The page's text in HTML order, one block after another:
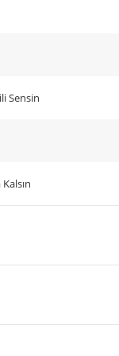
Sensin
Kalsın